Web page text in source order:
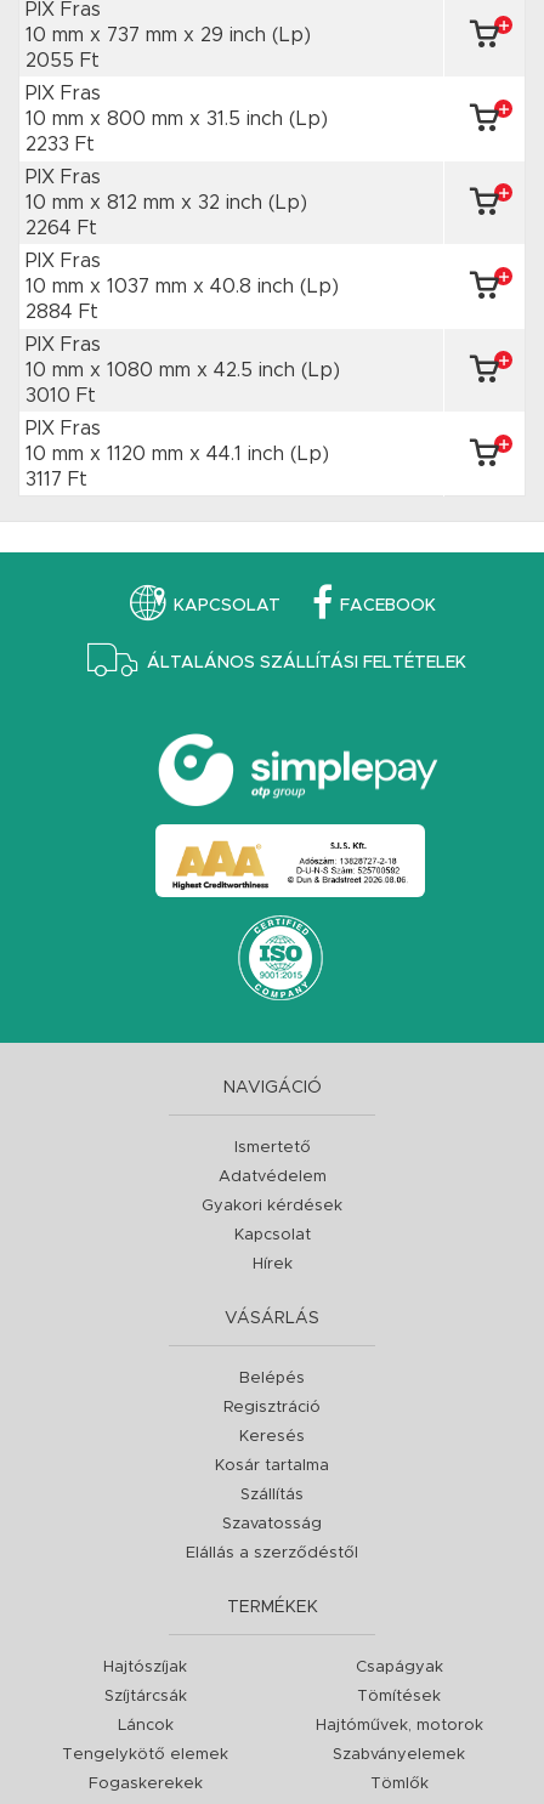
PIX Fras
10 mm x 737 mm x 29 inch (Lp)
2055 Ft
PIX Fras
10 mm x 800 mm x 31.5 inch (Lp)
2233 Ft
PIX Fras
10 mm x 812 mm x 32 inch (Lp)
2264 Ft
PIX Fras
10 mm x 1037 mm x 40.8 inch (Lp)
2884 Ft
PIX Fras
10 mm x 1080 mm x 42.5 inch (Lp)
3010 Ft
PIX Fras
10 mm x 1120 mm x 44.1 inch (Lp)
3117 Ft
KAPCSOLAT FACEBOOK
ÁLTALÁNOS SZÁLLÍTÁSI FELTÉTELEK
NAVIGÁCIÓ
Ismertető
Adatvédelem
Gyakori kérdések
Kapcsolat
Hírek
VÁSÁRLÁS
Belépés
Regisztráció
Keresés
Kosár tartalma
Szállítás
Szavatosság
Elállás a szerződéstől
TERMÉKEK
Hajtószíjak
Szíjtárcsák
Láncok
Tengelykötő elemek
Fogaskerekek
Csapágyak
Tömítések
Hajtóművek, motorok
Szabványelemek
Tömlők